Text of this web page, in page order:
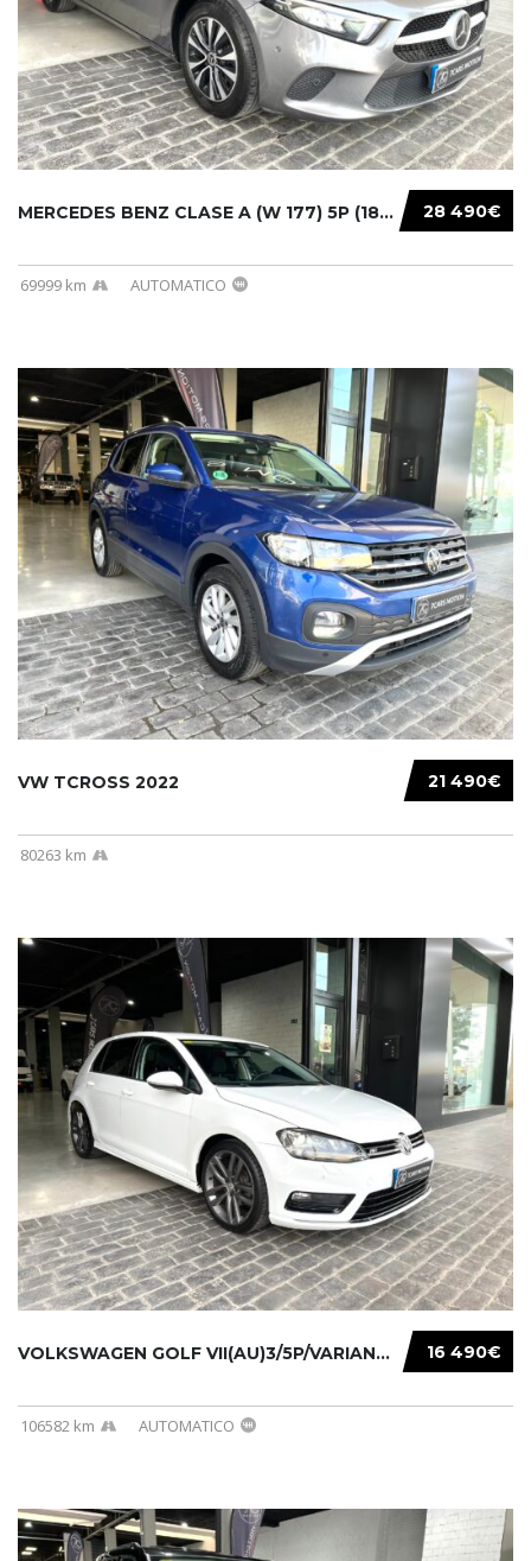
28 490€
MERCEDES BENZ CLASE A (W 177) 5P (18-) 2020....
69999 km AUTOMATICO
21 490€
VW TCROSS 2022
80263 km
16 490€
VOLKSWAGEN GOLF VII(AU)3/5P/VARIANT(12-16 20...
106582 km AUTOMATICO